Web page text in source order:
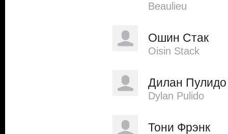
Beaulieu
Ошин Стак
Oisin Stack
Дилан Пулидо
Dylan Pulido
Тони Фрэнк